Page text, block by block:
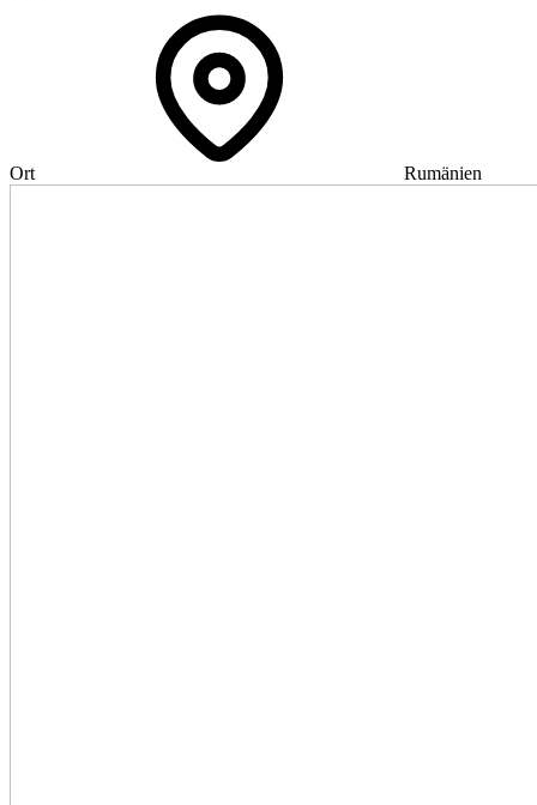
Ort Rumänien